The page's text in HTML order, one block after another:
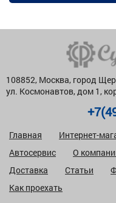
108852, Москва, город
ул. Космонавтов, дом 1,
Главная Интернет-
Автосервис
О
Доставка
Статьи
Как проехать